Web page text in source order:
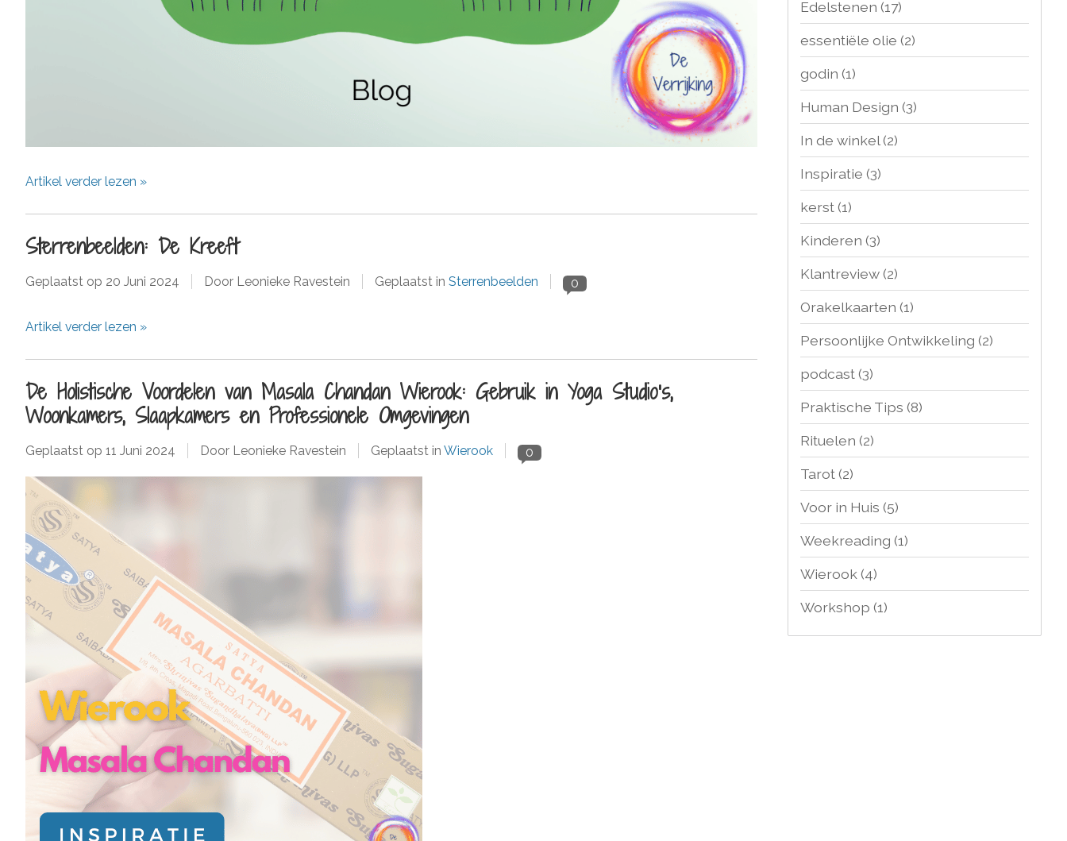
Artikel verder lezen »
Sterrenbeelden: De Kreeft
Geplaatst op 20 Juni 2024 Door Leonieke Ravestein Geplaatst in Sterrenbeelden 0
Artikel verder lezen »
De Holistische Voordelen van Masala Chandan Wierook: Gebruik in Yoga Studio's,
Woonkamers, Slaapkamers en Professionele Omgevingen
Geplaatst op 11 Juni 2024 Door Leonieke Ravestein Geplaatst in Wierook 0
Edelstenen (17)
essentiële olie (2)
godin (1)
Human Design (3)
In de winkel(2)
Inspiratie (3)
kerst(1)
Kinderen (3)
Klantreview(2)
Orakelkaarten (1)
Persoonlijke Ontwikkeling (2)
podcast(3)
Praktische Tips (8)
Rituelen (2)
Tarot(2)
Voor in Huis (5)
Weekreading (1)
Wierook (4)
Workshop (1)